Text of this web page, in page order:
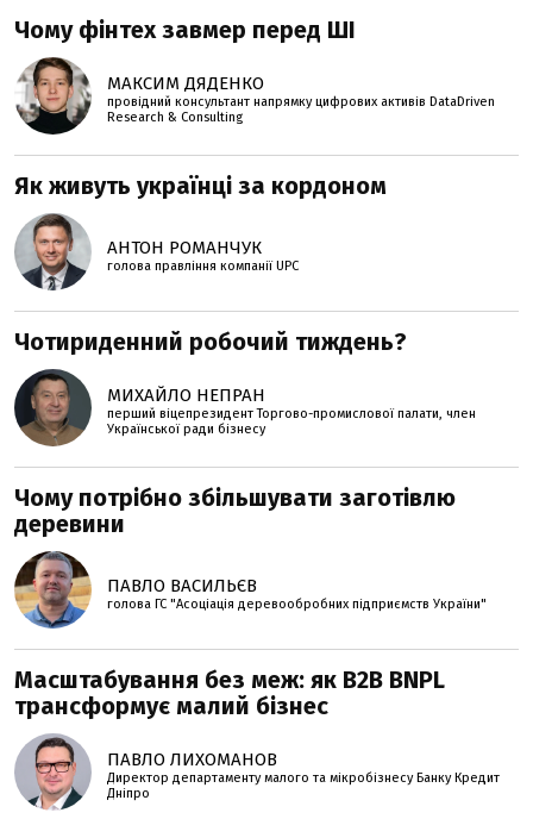
Чому фінтех завмер перед ШІ
МАКСИМ ДЯДЕНКО
провідний консультант напрямку цифрових активів DataDriven
Research & Consulting
Як живуть українці за кордоном
АНТОН РОМАНЧУК
голова правління компанії UPC
Чотириденний робочий тиждень?
МИХАЙЛО НЕПРАН
перший віцепрезидент Торгово-промислової палати, член
Української ради бізнесу
Чому потрібно збільшувати заготівлю
деревини
ПАВЛО ВАСИЛЬЄВ
голова ГС "Асоціація деревообробних підприємств України"
Масштабування без меж: як B2B BNPL
трансформує малий бізнес
ПАВЛО ЛИХОМАНОВ
Директор департаменту малого та мікробізнесу Банку Кредит
Дніпро